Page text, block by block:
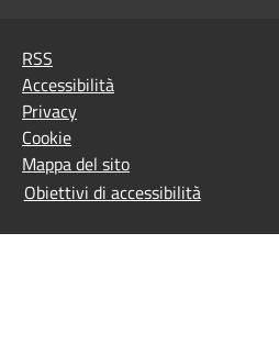
RSS
Accessibilità
Privacy
Cookie
Mappa del sito
Obiettivi di accessibilità